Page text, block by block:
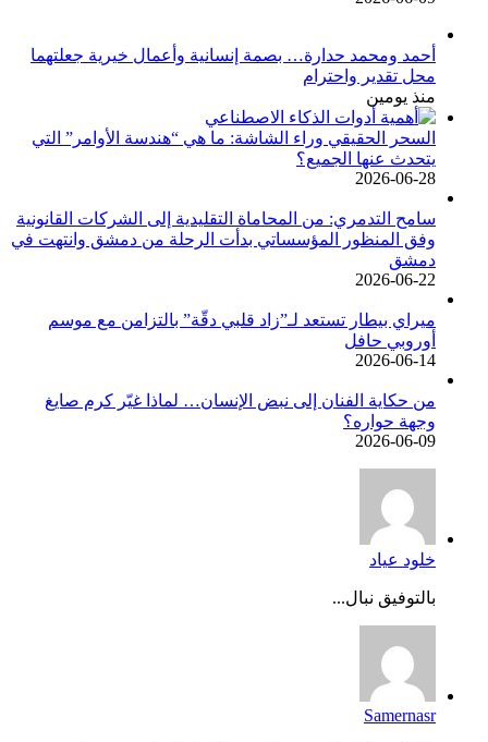
أحمد ومحمد حدارة… بصمة إنسانية وأعمال خيرية جعلتهما
محل تقدير واحترام
منذ يومين
السحر الحقيقي وراء الشاشة: ما هي “هندسة الأوامر” التي
يتحدث عنها الجميع؟
2026-06-28
سامح التدمري: من المحاماة التقليدية إلى الشركات القانونية
وفق المنظور المؤسساتي بدأت الرحلة من دمشق وانتهت في
دمشق
2026-06-22
ميراي بيطار تستعد لـ”زاد قلبي دقّة” بالتزامن مع موسم
أوروبي حافل
2026-06-14
من حكاية الفنان إلى نبض الإنسان… لماذا غيّر كرم صايغ
وجهة حواره؟
2026-06-09
خلود عياد
بالتوفيق نبال...
Samernasr